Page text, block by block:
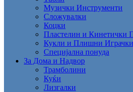
Музички Инструменти
Сложувалки
Коцки
Пластелин и Кинетички
Кукли и Плишни Играчки
Специјална понуда
За Дома и Надвор
Трамболини
Куќи
Лизгалки